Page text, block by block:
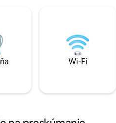
Wi-Fi